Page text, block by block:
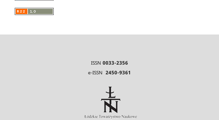
ISSN 0033-2356
e-ISSN 2450-9361